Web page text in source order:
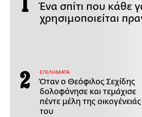
Ένα σπίτι που κάθε
χρησιμοποιείται
ΕΓΚΛΗΜΑΤΑ
Όταν ο Θεόφιλος Σεχίδης
δολοφόνησε και τεμάχισε
πέντε μέλη της οικογένειάς
του